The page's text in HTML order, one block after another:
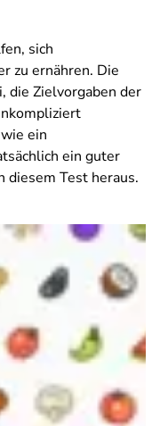
sich
zu ernähren. Die
die Zielvorgaben der
ein
ein guter
Test heraus.